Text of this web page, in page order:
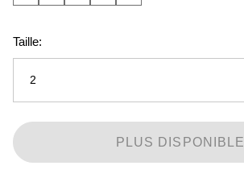
Taille:
2
4
PLUS DISPONIBLE